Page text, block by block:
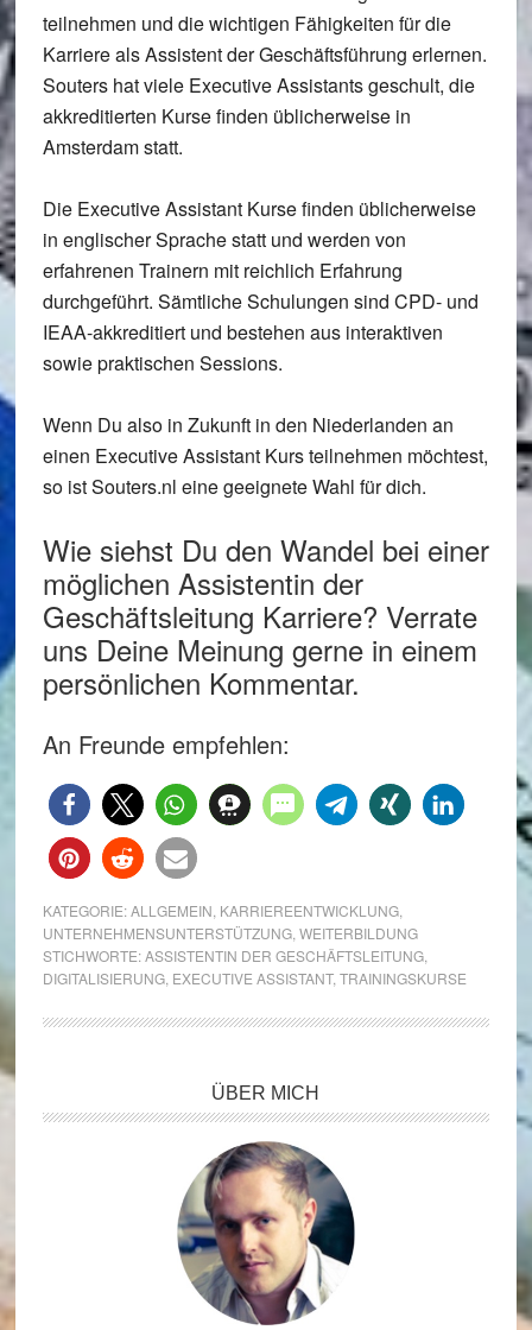
teilnehmen und die wichtigen Fähigkeiten für die
Karriere als Assistent der Geschäftsführung erlernen.
Souters hat viele Executive Assistants geschult, die
akkreditierten Kurse finden üblicherweise in
Amsterdam statt.
Die Executive Assistant Kurse finden üblicherweise
in englischer Sprache statt und werden von
erfahrenen Trainern mit reichlich Erfahrung
durchgeführt. Sämtliche Schulungen sind CPD- und
IEAA-akkreditiert und bestehen aus interaktiven
sowie praktischen Sessions.
Wenn Du also in Zukunft in den Niederlanden an
einen Executive Assistant Kurs teilnehmen möchtest,
so ist Souters.nl eine geeignete Wahl für dich.
Wie siehst Du den Wandel bei einer
möglichen Assistentin der
Geschäftsleitung Karriere? Verrate
uns Deine Meinung gerne in einem
persönlichen Kommentar.
An Freunde empfehlen:
KATEGORIE:ALLGEMEIN KARRIEREENTWICKLUNG,
UNTERNEHMENSUNTERSTÜTZUNG, WEITERBILDUNG
STICHWORTE:ASSISTENTIN DER GESCHÄFTSLEITUNG,
DIGITALISIERUNG, EXECUTIVE ASSISTANT, TRAININGSKURSE
ÜBER MICH